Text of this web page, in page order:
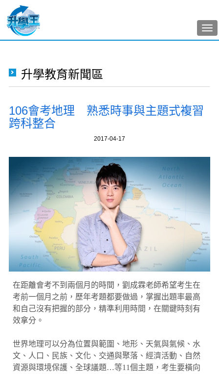
升學教育新聞區
106會考地理 熟悉時事與主題式複習
跨科整合
2017-04-17
在距離會考不到兩個月的時間，劉成霖老師希望考生在
考前一個月之前，歷年考題都要做過，掌握出題率最高
和自己沒有把握的部分，精準利用時間，在關鍵時刻有
效拿分。
世界地理可以分為位置與範圍、地形、天氣與氣候、水
文、人口、民族、文化、交通與聚落、經濟活動、自然
資源與環境保護、全球議題…等11個主題，考生要橫向